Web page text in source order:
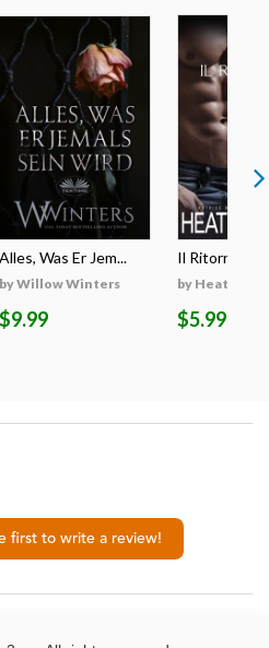
Alles, Was Er Jem...
by Willow Winters
$9.99
Il Ritorno Di
by Heather
$5.99
first to write a review!